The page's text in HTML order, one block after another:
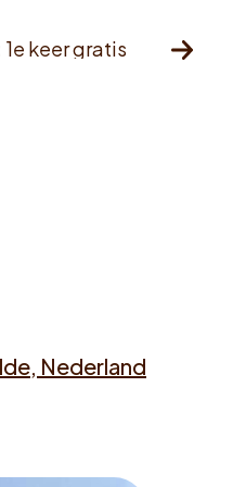
1e keer gratis
Nederland